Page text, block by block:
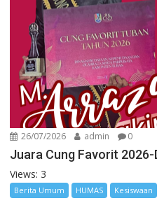
26/07/2026 admin 0
Juara Cung Favorit
Views: 3
Berita Umum HUMAS Kesiswaan